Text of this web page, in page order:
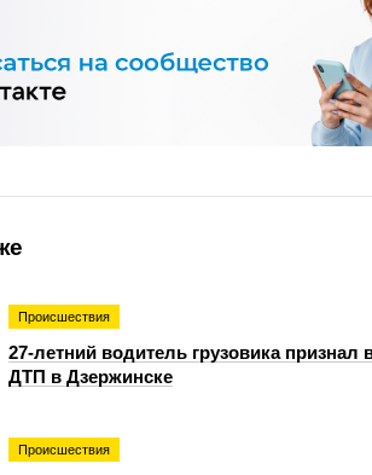
Происшествия
27-летний водитель грузовика признал
ДТП в Дзержинске
Происшествия